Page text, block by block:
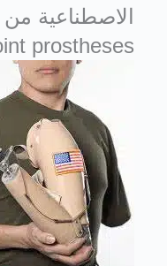
الاصطناعية
prostheses